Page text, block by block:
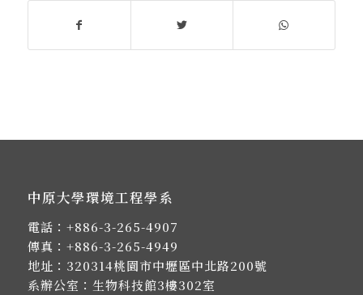
中原大學環境工程學系
電話： +886-3-265-4907
傳真：+886-3-265-4949
地址： 320314桃園市中壢區中北路200號
系辦公室：生物科技館3樓302室